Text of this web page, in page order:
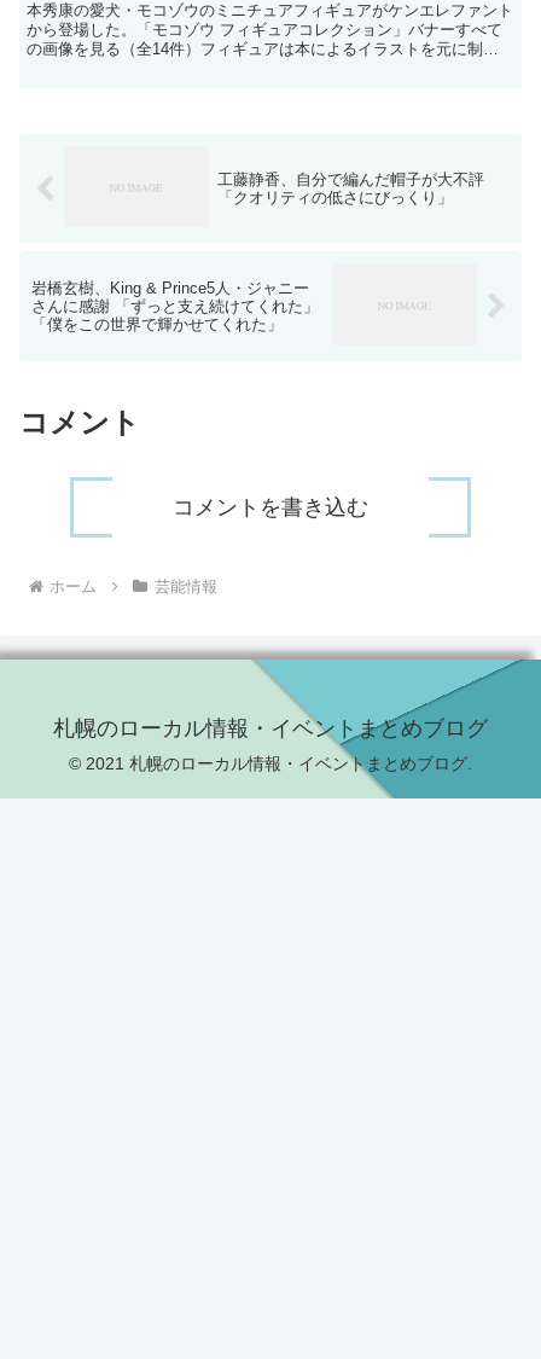
本秀康の愛犬・モコゾウのミニチュアフィギュアがケンエレファント
から登場した。「モコゾウ フィギュアコレクション」バナーすべて
の画像を見る（全14件）フィギュアは本によるイラストを元に制
工藤静香、自分で編んだ帽子が大不評
「クオリティの低さにびっくり」
岩橋玄樹、King & Prince5人・ジャニー
さんに感謝 「ずっと支え続けてくれた」
「僕をこの世界で輝かせてくれた」
コメント
コメントを書き込む
ホーム 芸能情報
札幌のローカル情報・イベントまとめブログ
© 2021 札幌のローカル情報・イベントまとめブログ.